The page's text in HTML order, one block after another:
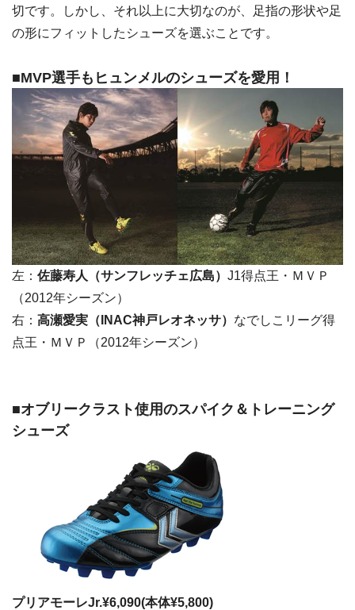
切です。しかし、それ以上に大切なのが、足指の形状や足
の形にフィットしたシューズを選ぶことです。
■MVP選手もヒュンメルのシューズを愛用！
左： 佐藤寿人（サンフレッチェ広島） J1得点王・ＭＶＰ
（2012年シーズン）
右： 高瀬愛実（INAC神戸レオネッサ） なでしこリーグ得
点王・ＭＶＰ（2012年シーズン）
■オブリークラスト使用のスパイク＆トレーニング
シューズ
プリアモーレJr.¥6,090(本体¥5,800)